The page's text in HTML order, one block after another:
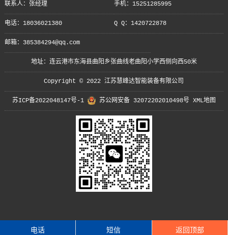
联系人：张经理 手机：15251285995
电话：18036021380 Q Q：1420722878
邮箱：385384294@qq.com
地址：连云港市东海县曲阳乡张曲线老曲阳小学西侧向西50米
Copyright © 2022 江苏慧峰达智能装备有限公司
苏ICP备2022048147号-1 苏公网安备 32072202010498号 XML地图
电话 短信 返回顶部